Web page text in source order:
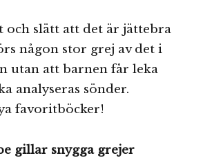
och slätt att det är jättebra
någon stor grej av det i
utan att barnen får leka
analyseras sönder.
favoritböcker!
gillar snygga grejer